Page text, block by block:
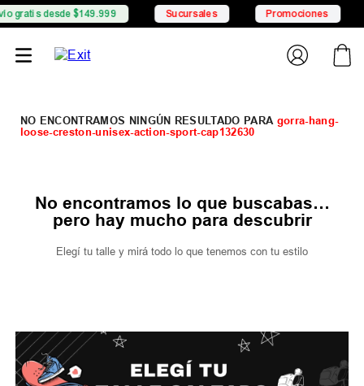
gratis desde $149.999 Sucursales Promociones
gorra-hang-
loose-creston-unisex-action-sport-cap132630
No encontramos lo que buscabas…
pero hay mucho para descubrir
Elegí tu talle y mirá todo lo que tenemos con tu estilo